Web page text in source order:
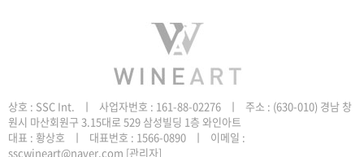
원시 마산회원구 3.15대로 529 삼성빌딩 1층 와인아트
sscwineart@naver.com [관리자]